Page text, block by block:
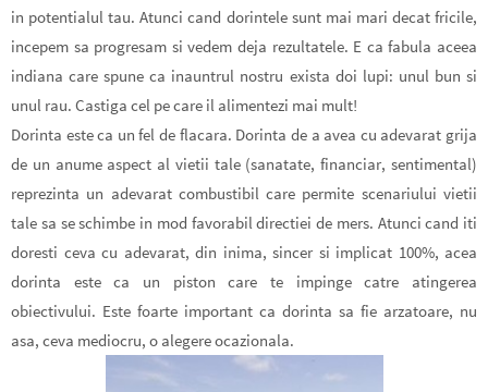
in potentialul tau.Atunci cand dorintele sunt mai mari decat fricile,
incepem sa progresam si vedem deja rezultatele. E ca fabula aceea
indiana care spune ca inauntrul nostru exista doi lupi: unul bun si
unul rau. Castiga cel pe care il alimentezi mai mult!
Dorinta este ca un fel de flacara. Dorinta de a avea cu adevarat grija
de un anume aspect al vietii tale (sanatate, financiar, sentimental)
reprezinta un adevarat combustibil care permite scenariului vietii
tale sa se schimbe in mod favorabil directiei de mers. Atunci cand iti
doresti ceva cu adevarat, din inima, sincer si implicat 100%, acea
dorinta este ca un piston care te impinge catre atingerea
obiectivului. Este foarte important ca dorinta sa fie arzatoare, nu
asa, ceva mediocru, o alegere ocazionala.